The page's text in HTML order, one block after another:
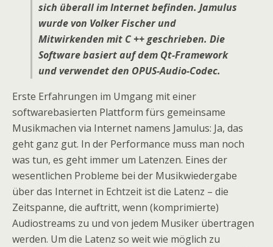
sich überall im Internet befinden. Jamulus
wurde von Volker Fischer und
Mitwirkenden mit C ++ geschrieben. Die
Software basiert auf dem Qt-Framework
und verwendet den OPUS-Audio-Codec.
Erste Erfahrungen im Umgang mit einer
softwarebasierten Plattform fürs gemeinsame
Musikmachen via Internet namens Jamulus: Ja, das
geht ganz gut. In der Performance muss man noch
was tun, es geht immer um Latenzen. Eines der
wesentlichen Probleme bei der Musikwiedergabe
über das Internet in Echtzeit ist die Latenz – die
Zeitspanne, die auftritt, wenn (komprimierte)
Audiostreams zu und von jedem Musiker übertragen
werden. Um die Latenz so weit wie möglich zu